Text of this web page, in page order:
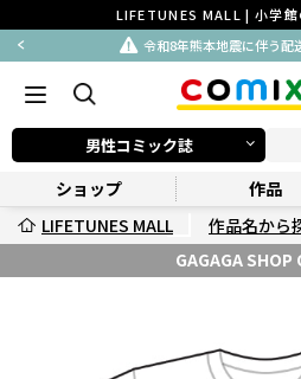
LIFETUNES MALL | 小学館
令和8年熊本地震に伴う配
男性コミック誌
ショップ 作品
LIFETUNES MALL
作品名から
GAGAGA SHOP